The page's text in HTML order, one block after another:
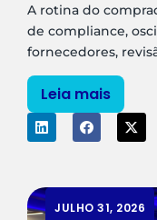
A rotina do
de compliance,
fornecedores,
Leia mais
JULHO 31, 2026